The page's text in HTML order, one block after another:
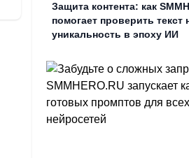
Защита контента: как
помогает проверить текст
уникальность в эпоху ИИ